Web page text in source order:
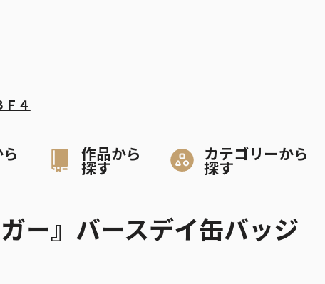
作品から
探す
カテゴリーから
探す
４
ガー』バースデイ缶バッジ